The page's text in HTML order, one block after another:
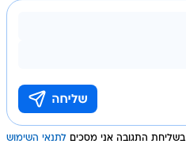
בשליחת התגובה אני מסכים לתנאי השימוש